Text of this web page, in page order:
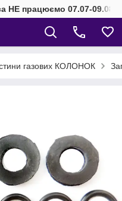
НЕ працюємо 07.07-
газових КОЛОНОК